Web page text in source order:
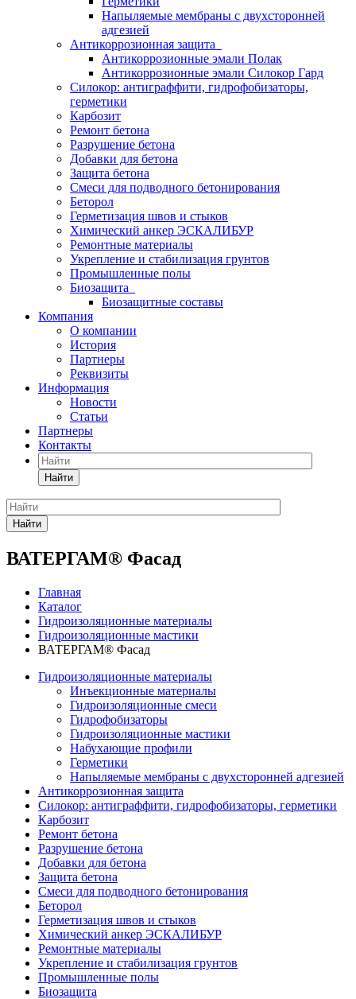
Напыляемые мембраны с двухсторонней
адгезией
Антикоррозионная защита
Антикоррозионные эмали Полак
Антикоррозионные эмали Силокор Гард
Силокор: антиграффити, гидрофобизаторы,
герметики
Карбозит
Ремонт бетона
Разрушение бетона
Добавки для бетона
Защита бетона
Смеси для подводного бетонирования
Беторол
Герметизация швов и стыков
Химический анкер ЭСКАЛИБУР
Ремонтные материалы
Укрепление и стабилизация грунтов
Промышленные полы
Биозащита
Биозащитные составы
Компания
О компании
История
Партнеры
Реквизиты
Информация
Новости
Статьи
Партнеры
Контакты
Найти
Найти
ВАТЕРГАМ® Фасад
Главная
Каталог
Гидроизоляционные материалы
Гидроизоляционные мастики
ВАТЕРГАМ® Фасад
Гидроизоляционные материалы
Инъекционные материалы
Гидроизоляционные смеси
Гидрофобизаторы
Гидроизоляционные мастики
Набухающие профили
Герметики
Напыляемые мембраны с двухсторонней адгезией
Антикоррозионная защита
Силокор: антиграффити, гидрофобизаторы, герметики
Карбозит
Ремонт бетона
Разрушение бетона
Добавки для бетона
Защита бетона
Смеси для подводного бетонирования
Беторол
Герметизация швов и стыков
Химический анкер ЭСКАЛИБУР
Ремонтные материалы
Укрепление и стабилизация грунтов
Промышленные полы
Биозащита